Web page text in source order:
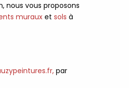
nous vous proposons
murauxet sols à
par